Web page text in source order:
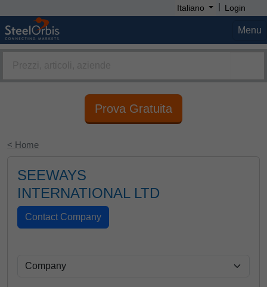
Italiano | Login
Menu
Prova Gratuita
< Home
SEEWAYS
INTERNATIONAL LTD